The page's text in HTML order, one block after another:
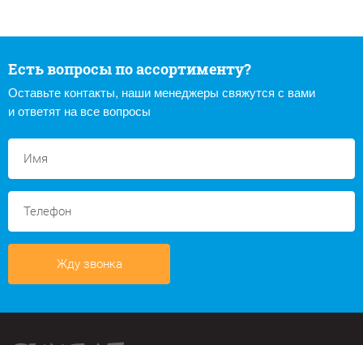
Есть вопросы по ассортименту?
Оставьте контакты, наши менеджеры свяжутся с вами
и ответят на все вопросы
Жду звонка